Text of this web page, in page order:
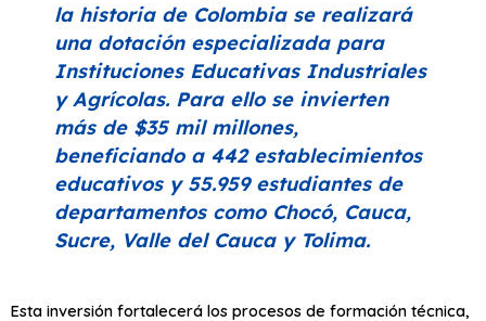
la historia de Colombia se realizará
una dotación especializada para
Instituciones Educativas Industriales
y Agrícolas. Para ello se invierten
más de $35 mil millones,
beneficiando a 442 establecimientos
educativos y 55.959 estudiantes de
departamentos como Chocó, Cauca,
Sucre, Valle del Cauca y Tolima.
Esta inversión fortalecerá los procesos de formación técnica,